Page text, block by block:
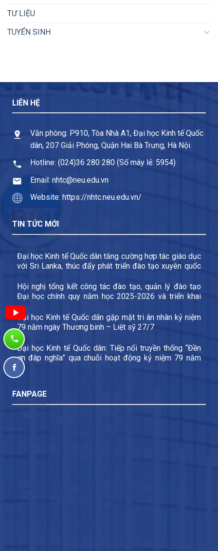
TƯ LIỆU
TUYỂN SINH
LIÊN HỆ
Văn phòng: P910, Tòa Nhà A1, Đại học Kinh tế Quốc
dân, 207 Giải Phóng, Quận Hai Bà Trưng, Hà Nội.
Hotline: (024)36 280 280 (Số máy lẻ: 5954)
Email: nhtc@neu.edu.vn
Website: https://nhtc.neu.edu.vn/
TIN TỨC MỚI
Đại học Kinh tế Quốc dân tăng cường hợp tác giáo dục
với Sri Lanka, thúc đẩy phát triển đào tạo xuyên quốc
Hội nghị tổng kết công tác đào tạo, quản lý đào tạo
Đại học chính quy năm học 2025-2026 và triển khai
các nhiệm vụ trọng tâm năm học 2026-2027
Đại học Kinh tế Quốc dân gặp mặt tri ân nhân kỷ niệm
79 năm ngày Thương binh – Liệt sỹ 27/7
Đại học Kinh tế Quốc dân: Tiếp nối truyền thống “Đền
ơn đáp nghĩa” qua chuỗi hoạt động kỷ niệm 79 năm
Ngày Thương binh – Liệt sĩ
FANPAGE